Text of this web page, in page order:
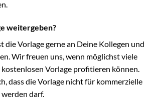
weitergeben?
die Vorlage gerne an Deine Kollegen und
Wir freuen uns, wenn möglichst viele
Vorlage profitieren können.
dass die Vorlage nicht für kommerzielle
darf.